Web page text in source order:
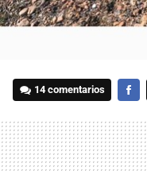
14 comentarios